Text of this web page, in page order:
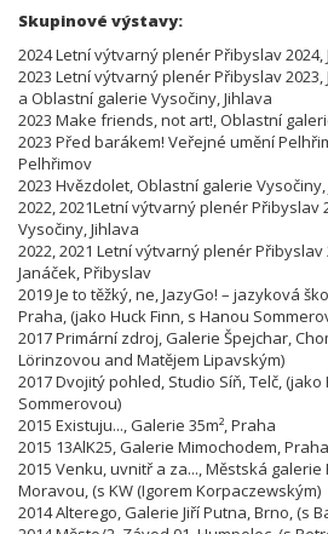
Skupinové výstavy:
2024 Letní výtvarný plenér Přibyslav
2023 Letní výtvarný plenér Přibyslav
a Oblastní galerie Vysočiny, Jihlava
2023 Make friends, not art!, Oblastní
2023 Před barákem! Veřejné umění
Pelhřimov
2023 Hvězdolet, Oblastní galerie Vysočiny,
2022, 2021Letní výtvarný plenér Přibyslav
Vysočiny, Jihlava
2022, 2021 Letní výtvarný plenér Přibyslav
Janáček, Přibyslav
2019 Je to těžký, ne, JazyGo! – jazyková
Praha, (jako Huck Finn, s Hanou
2017 Primární zdroj, Galerie Špejchar,
Lörinzovou and Matějem Lipavským)
2017 Dvojitý pohled, Studio Síň, Telč, (jako
Sommerovou)
2015 Existuju..., Galerie 35m², Praha
2015 13AlK25, Galerie Mimochodem,
2015 Venku, uvnitř a za..., Městská
Moravou, (s KW (Igorem Korpaczewským)
2014 Alterego, Galerie Jiří Putna, Brno, (s